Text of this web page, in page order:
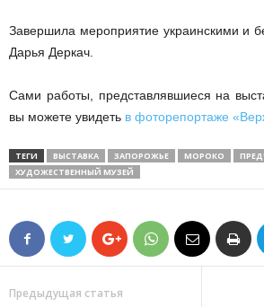
Завершила мероприятие украинскими и
Дарья Деркач.
Сами работы, представлявшиеся на
вы можете увидеть в фоторепортаже
ТЕГИ ВЫСТАВКА ЗАПОРОЖЬЕ МОРОКО
ХУДОЖЕСТВЕННЫЙ МУЗЕЙ
Предыдущая статья